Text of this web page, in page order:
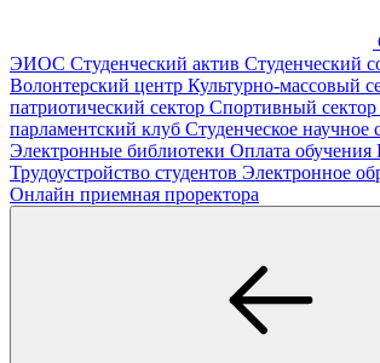
ЭИОС Студенческий актив Студенческий
Волонтерский центр Культурно-массовый
патриотический сектор Спортивный сектор
парламентский клуб Студенческое научное
Электронные библиотеки Оплата обучения
Трудоустройство студентов Электронное
Онлайн приемная проректора